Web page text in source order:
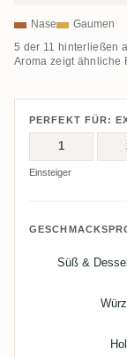
Nase Gaumen
5 der 11 hinterließen
Aroma zeigt ähnliche
PERFEKT FÜR:
1
Einsteiger
Süß &